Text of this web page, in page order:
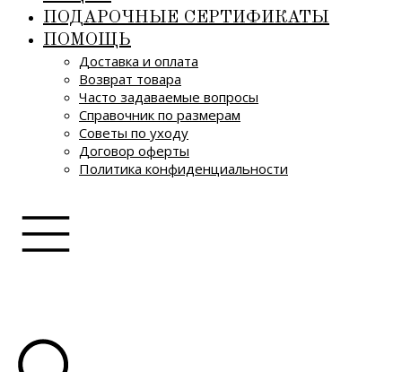
ПОДАРОЧНЫЕ СЕРТИФИКАТЫ
ПОМОЩЬ
Доставка и оплата
Возврат товара
Часто задаваемые вопросы
Справочник по размерам
Советы по уходу
Договор оферты
Политика конфиденциальности